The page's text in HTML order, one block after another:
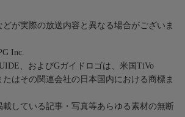
が実際の放送内容と異なる場合がございま
Inc.
、およびGガイドロゴは、米国TiVo
たはその関連会社の日本国内における商標ま
載している記事・写真等あらゆる素材の無断